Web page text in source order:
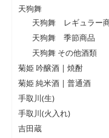
天狗舞
天狗舞 レギュラー
天狗舞 季節商品
天狗舞 その他酒類
菊姫 吟醸酒 | 焼酎
菊姫 純米酒 | 普通酒
手取川(生)
手取川(火入れ)
吉田蔵